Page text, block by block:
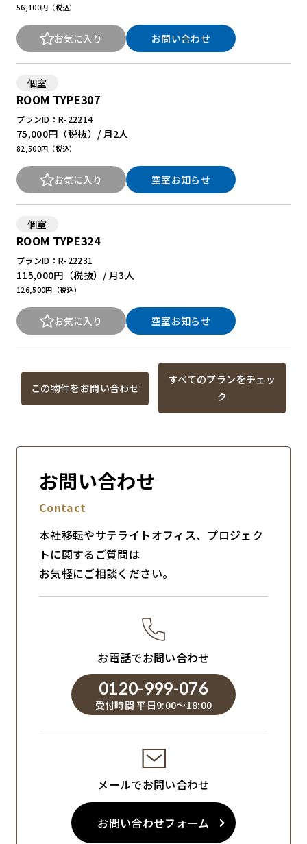
56,100円（税込）
お気に入り お問い合わせ
個室
ROOM TYPE307
プランID：R-22214
75,000円 （税抜）/ 月
82,500円（税込）
2人
お気に入り 空室お知らせ
個室
ROOM TYPE324
プランID：R-22231
115,000円 （税抜）/ 月
126,500円（税込）
3人
お気に入り 空室お知らせ
この物件をお問い合わせ
すべてのプランをチェッ
ク
お問い合わせ
Contact
本社移転やサテライトオフィス、プロジェク
トに関するご質問は
お気軽にご相談ください。
お電話でお問い合わせ
0120-999-076
受付時間 平日9:00～18:00
メールでお問い合わせ
お問い合わせフォーム